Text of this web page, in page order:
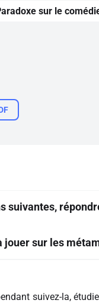
sur le
suivantes,
sur les
suivez-la,